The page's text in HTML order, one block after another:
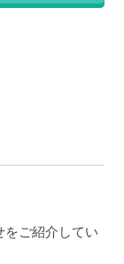
をご紹介してい